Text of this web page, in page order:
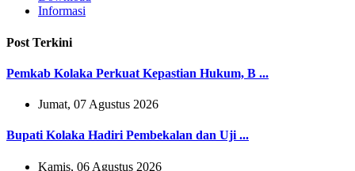
Informasi
Post Terkini
Pemkab Kolaka Perkuat Kepastian Hukum, B ...
Jumat, 07 Agustus 2026
Bupati Kolaka Hadiri Pembekalan dan Uji ...
Kamis, 06 Agustus 2026